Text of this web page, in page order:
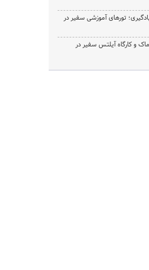
تورهای آموزشی سفیر در
و کارگاه آیلتس سفیر در